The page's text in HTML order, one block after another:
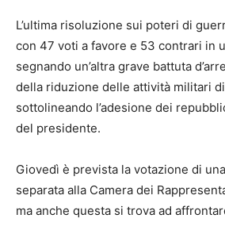
L’ultima risoluzione sui poteri di
con 47 voti a favore e 53 contrari in
segnando un’altra grave battuta
della riduzione delle attività militari di
sottolineando l’adesione dei
del presidente.
Giovedì è prevista la votazione di
separata alla Camera dei
ma anche questa si trova ad